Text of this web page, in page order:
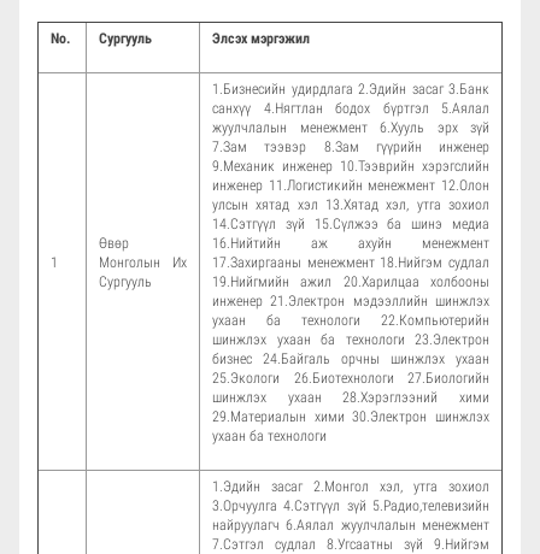
No. Сургууль Элсэх мэргэжил
1
Өвөр
Монголын Их
Сургууль
1.Бизнесийн удирдлага 2.Эдийн засаг 3.Банк
санхүү 4.Нягтлан бодох бүртгэл 5.Аялал
жуулчлалын менежмент 6.Хууль эрх зүй
7.Зам тээвэр 8.Зам гүүрийн инженер
9.Механик инженер 10.Тээврийн хэрэгслийн
инженер 11.Логистикийн менежмент 12.Олон
улсын хятад хэл 13.Хятад хэл, утга зохиол
14.Сэтгүүл зүй 15.Сүлжээ ба шинэ медиа
16.Нийтийн аж ахуйн менежмент
17.Захиргааны менежмент 18.Нийгэм судлал
19.Нийгмийн ажил 20.Харилцаа холбооны
инженер 21.Электрон мэдээллийн шинжлэх
ухаан ба технологи 22.Компьютерийн
шинжлэх ухаан ба технологи 23.Электрон
бизнес 24.Байгаль орчны шинжлэх ухаан
25.Экологи 26.Биотехнологи 27.Биологийн
шинжлэх ухаан 28.Хэрэглээний хими
29.Материалын хими 30.Электрон шинжлэх
ухаан ба технологи
1.Эдийн засаг 2.Монгол хэл, утга зохиол
3.Орчуулга 4.Сэтгүүл зүй 5.Радио,телевизийн
найруулагч 6.Аялал жуулчлалын менежмент
7.Сэтгэл судлал 8.Угсаатны зүй 9.Нийгэм